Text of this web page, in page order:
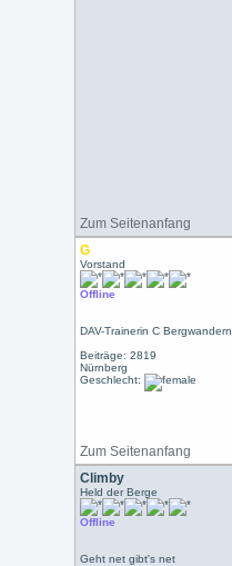
Zum Seitenanfang
G
Vorstand
Offline
DAV-Trainerin C Bergwandern
Beiträge: 2819
Nürnberg
Geschlecht:
Zum Seitenanfang
Climby
Held der Berge
Offline
Geht net gibt's net